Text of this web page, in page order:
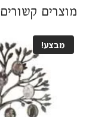
מוצרים קשורים
מבצע!